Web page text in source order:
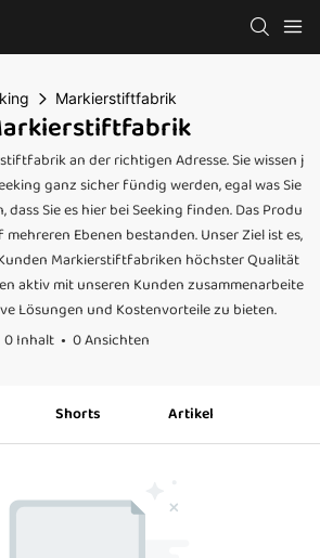
Markierstiftfabrik
an der richtigen Adresse. Sie wissen j
ganz sicher fündig werden, egal was Sie
dass Sie es hier bei Seeking finden. Das Produ
Ebenen bestanden. Unser Ziel ist es,
Markierstiftfabriken höchster Qualität
aktiv mit unseren Kunden zusammenarbeite
Lösungen und Kostenvorteile zu bieten.
0 Inhalt
0 Ansichten
Shorts Artikel